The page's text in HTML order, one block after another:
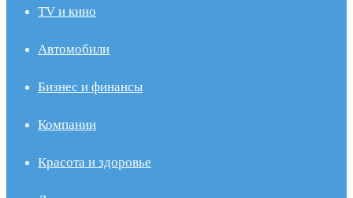
TV и кино
Автомобили
Бизнес и финансы
Компании
Красота и здоровье